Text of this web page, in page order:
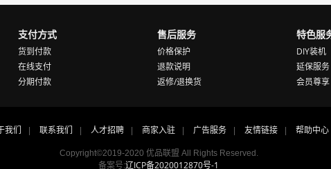
支付方式
货到付款
在线支付
分期付款
售后服务
价格保护
退款说明
返修/退换货
特色服
DIY装机
延保服务
会员尊享
我们 联系我们 人才招聘 商家入驻 广告服务 友情链接 帮助中心
Copyright©2019-2020 优品联盟 All Rights Reserved.
备案号:辽ICP备2020012870号-1